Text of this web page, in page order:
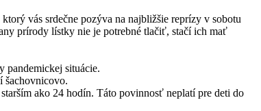
vás srdečne pozýva na najbližšie reprízy v sobotu
prírody lístky nie je potrebné tlačiť, stačí ich mať
pandemickej situácie.
šachovnicovo.
ako 24 hodín. Táto povinnosť neplatí pre deti do